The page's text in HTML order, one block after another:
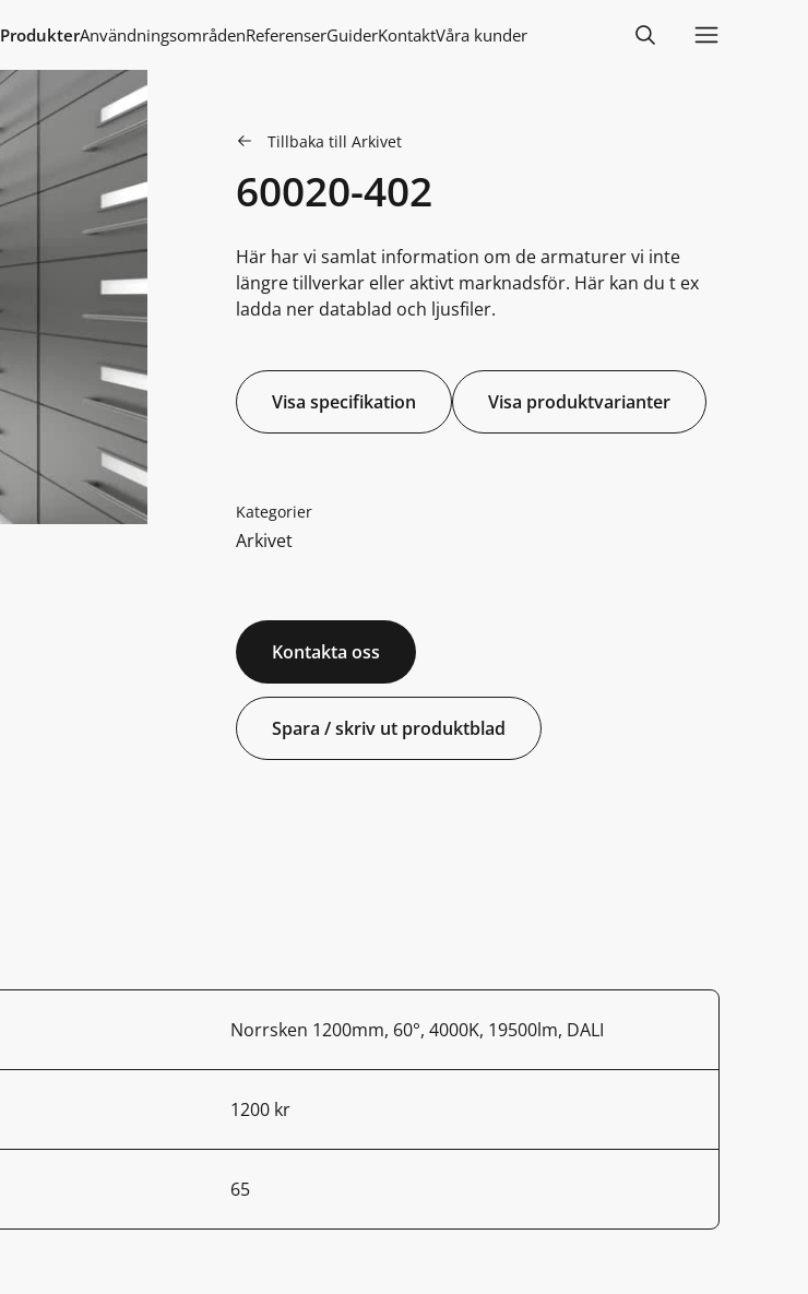
ProdukterAnvändningsområdenReferenserGuiderKontaktVåra kunder
Tillbaka till Arkivet
60020-402
Här har vi samlat information om de armaturer vi inte
längre tillverkar eller aktivt marknadsför. Här kan du t ex
ladda ner datablad och ljusfiler.
Visa specifikation Visa produktvarianter
Kategorier
Arkivet
Kontakta oss
Spara / skriv ut produktblad
Norrsken 1200mm, 60°, 4000K, 19500lm, DALI
1200 kr
65